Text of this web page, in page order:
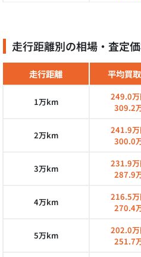
走行距離別の相場・査定
走行距離 平均買
1万km
249.0万
309.2
2万km
241.9万
300.0
3万km
231.9万
287.9
4万km
216.5万
270.4
5万km
202.0万
251.7